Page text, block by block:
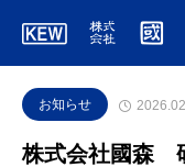
お知らせ
株式会社國森